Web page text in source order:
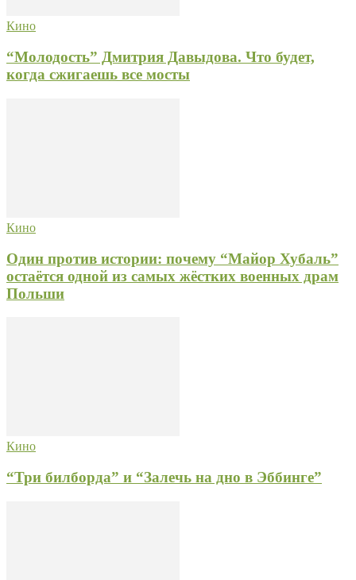
Кино
“Молодость” Дмитрия Давыдова. Что будет,
когда сжигаешь все мосты
Кино
Один против истории: почему “Майор Хубаль”
остаётся одной из самых жёстких военных драм
Польши
Кино
“Три билборда” и “Залечь на дно в Эббинге”